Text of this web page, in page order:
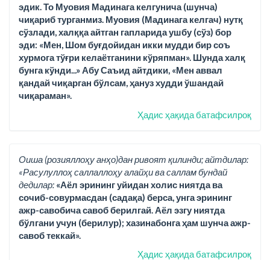
эдик. То Муовия Мадинага келгунича (шунча)
чиқариб турганмиз. Муовия (Мадинага келгач) нутқ
сўзлади, халққа айтган гапларида ушбу (сўз) бор
эди: «Мен, Шом буғдойидан икки мудди бир соъ
хурмога тўғри келаётганини кўряпман». Шунда халқ
бунга кўнди...» Абу Саъид айтдики, «Мен аввал
қандай чиқарган бўлсам, ҳануз худди ўшандай
чиқараман».
Ҳадис ҳақида батафсилроқ
Оиша (розияллоҳу анҳо)дан ривоят қилинди; айтдилар:
«Расулуллоҳ саллаллоҳу алайҳи ва саллам бундай
дедилар: «Аёл эрининг уйидан холис ниятда ва
сочиб-совурмасдан (садақа) берса, унга эрининг
ажр-савобича савоб берилгай. Аёл эзгу ниятда
бўлгани учун (берилур); хазинабонга ҳам шунча ажр-
савоб теккай».
Ҳадис ҳақида батафсилроқ